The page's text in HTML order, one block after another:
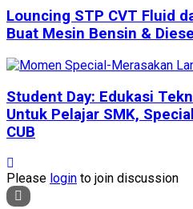
Louncing STP CVT Fluid
Buat Mesin Bensin &
Student Day: Edukasi
Untuk Pelajar SMK,
CUB
Please login to join discussion